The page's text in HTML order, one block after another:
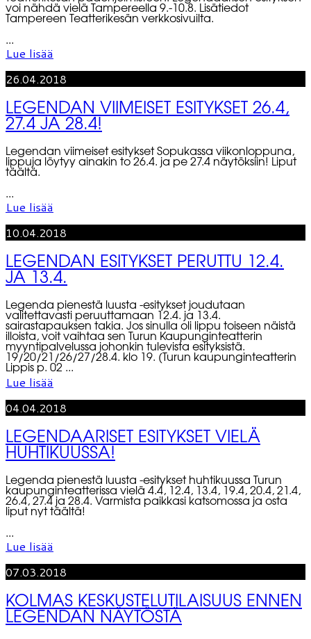
voi nähdä vielä Tampereella 9.-10.8. Lisätiedot
Tampereen Teatterikesän verkkosivuilta.
...
Lue lisää
26.04.2018
LEGENDAN VIIMEISET ESITYKSET 26.4,
27.4 JA 28.4!
Legendan viimeiset esitykset Sopukassa viikonloppuna,
lippuja löytyy ainakin to 26.4. ja pe 27.4 näytöksiin! Liput
täältä.
...
Lue lisää
10.04.2018
LEGENDAN ESITYKSET PERUTTU 12.4.
JA 13.4.
Legenda pienestä luusta -esitykset joudutaan
valitettavasti peruuttamaan 12.4. ja 13.4.
sairastapauksen takia. Jos sinulla oli lippu toiseen näistä
illoista, voit vaihtaa sen Turun Kaupunginteatterin
myyntipalvelussa johonkin tulevista esityksistä.
19/20/21/26/27/28.4. klo 19. (Turun kaupunginteatterin
Lippis p. 02 ...
Lue lisää
04.04.2018
LEGENDAARISET ESITYKSET VIELÄ
HUHTIKUUSSA!
Legenda pienestä luusta -esitykset huhtikuussa Turun
kaupunginteatterissa vielä 4.4, 12.4, 13.4, 19.4, 20.4, 21.4,
26.4, 27.4 ja 28.4. Varmista paikkasi katsomossa ja osta
liput nyt täältä!
...
Lue lisää
07.03.2018
KOLMAS KESKUSTELUTILAISUUS ENNEN
LEGENDAN NÄYTÖSTÄ